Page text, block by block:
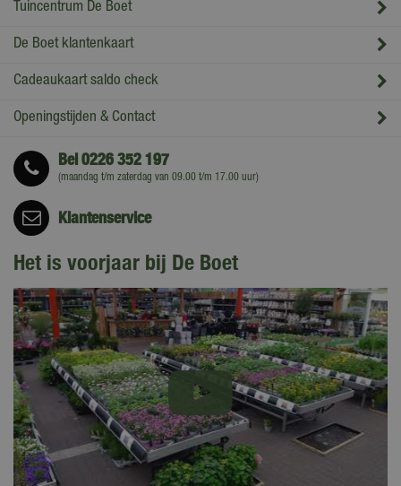
Tuincentrum De Boet
De Boet klantenkaart
Cadeaukaart saldo check
Openingstijden & Contact
Bel0226 352 197
(maandag t/m zaterdag van 09.00 t/m 17.00 uur)
Klantenservice
Het is voorjaar bij De Boet